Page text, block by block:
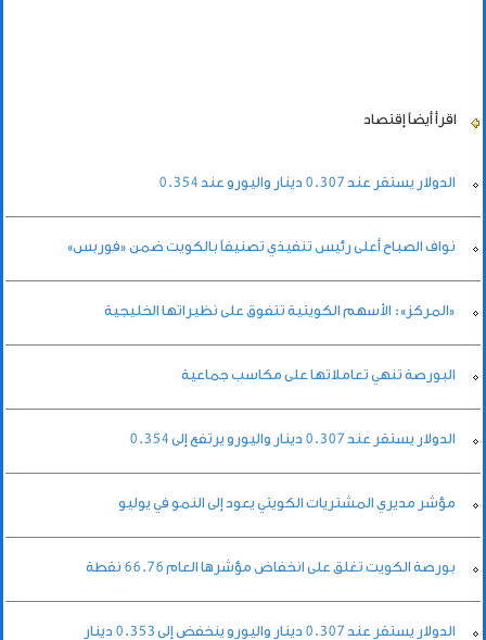
اقرأ أيضاً إقتصاد
الدولار يستقر عند 0.307 دينار واليورو عند 0.354
نواف الصباح أعلى رئيس تنفيذي تصنيفاً بالكويت ضمن «فوربس»
«المركز»: الأسهم الكويتية تتفوق على نظيراتها الخليجية
البورصة تنهي تعاملاتها على مكاسب جماعية
الدولار يستقر عند 0.307 دينار واليورو يرتفع إلى 0.354
مؤشر مديري المشتريات الكويتي يعود إلى النمو في يوليو
بورصة الكويت تغلق على انخفاض مؤشرها العام 66.76 نقطة
الدولار يستقر عند 0.307 دينار واليورو ينخفض إلى 0.353 دينار